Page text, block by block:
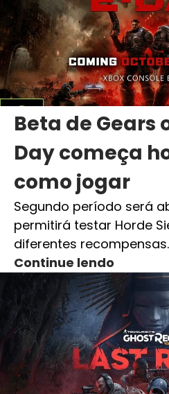
Beta de Gears
Day começa
como jogar
Segundo período será
permitirá testar Horde
diferentes recompensas.
Continue lendo